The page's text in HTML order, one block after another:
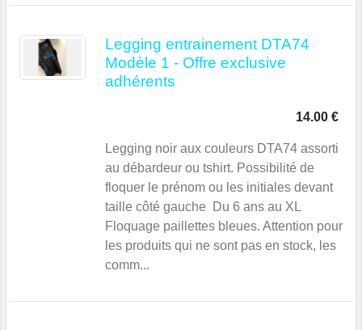
Legging entrainement DTA74
Modèle 1 - Offre exclusive
adhérents
14.00 €
Legging noir aux couleurs DTA74 assorti
au débardeur ou tshirt. Possibilité de
floquer le prénom ou les initiales devant
taille côté gauche Du 6 ans au XL
Floquage paillettes bleues. Attention pour
les produits qui ne sont pas en stock, les
comm...